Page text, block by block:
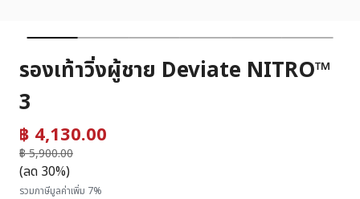
รองเท้าวิ่งผู้ชาย Deviate NITRO™
3
฿ 4,130.00
฿ 5,900.00
ถึง
(ลด 30%)
รวมภาษีมูลค่าเพิ่ม 7%